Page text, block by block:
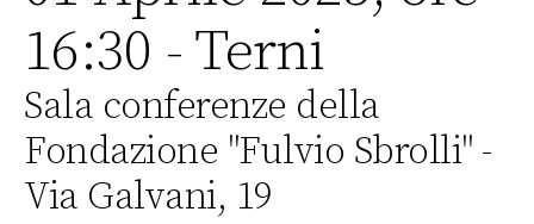
16:30 - Terni
Sala conferenze della
Fondazione "Fulvio Sbrolli" -
Via Galvani, 19